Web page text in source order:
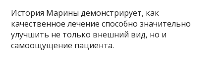
История Марины демонстрирует, как
качественное лечение способно значительно
улучшить не только внешний вид, но и
самоощущение пациента.